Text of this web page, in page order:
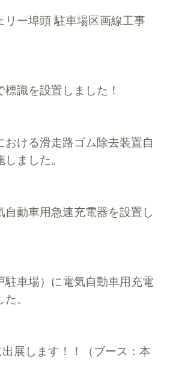
リー埠頭 駐車場区画線工事
標識を設置しました！
おける滑走路ゴム除去装置自
ました。
自動車用急速充電器を設置し
駐車場）に電気自動車用充電
。
出展します！！（ブース：本